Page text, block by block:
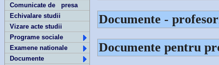
Comunicate de presa
Echivalare studii
Vizare acte studii
Programe sociale
Examene nationale
Documente
Documente -
Documente pentru